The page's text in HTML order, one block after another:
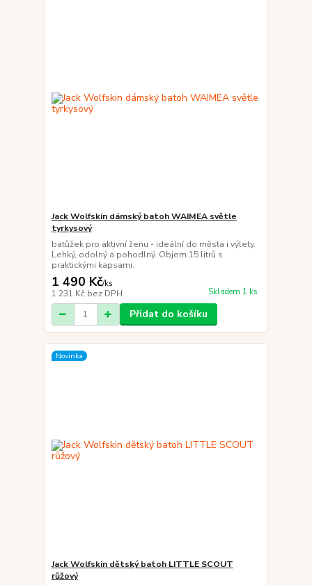
Jack Wolfskin dámský batoh WAIMEA světle
tyrkysový
batůžek pro aktivní ženu - ideální do města i výlety.
Lehký, odolný a pohodlný. Objem 15 litrů s
praktickými kapsami.
1 490 Kč/ks
1 231 Kč bez DPH Skladem 1 ks
Přidat do košíku
Novinka
Jack Wolfskin dětský batoh LITTLE SCOUT
růžový